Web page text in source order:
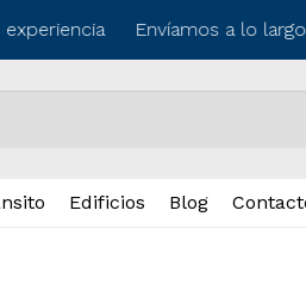
Envíamos a lo
Edificios Blog